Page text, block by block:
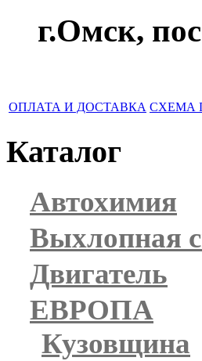
г.Омск,
ОПЛАТА И ДОСТАВКА СХЕМА
Каталог
Автохимия
Выхлопная
Двигатель
ЕВРОПА
Кузовщина